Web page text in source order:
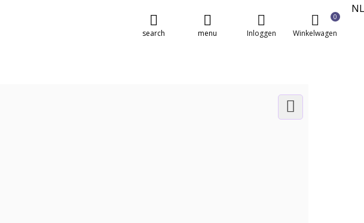
NL
0
Winkelwagen
Inloggen
menu
search